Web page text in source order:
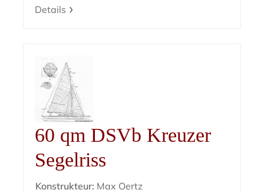
Details
60 qm DSVb Kreuzer
Segelriss
Konstrukteur: Max Oertz